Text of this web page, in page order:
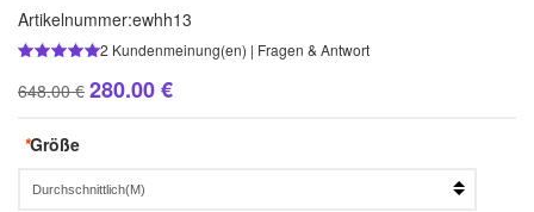
Artikelnummer:ewhh13
2 Kundenmeinung(en) | Fragen & Antwort
648.00 € 280.00 €
*Größe